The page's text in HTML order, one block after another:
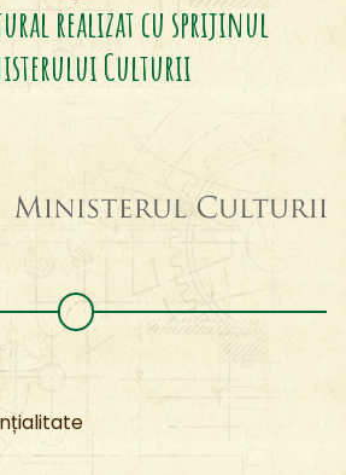
realizat cu sprijinul
Culturii